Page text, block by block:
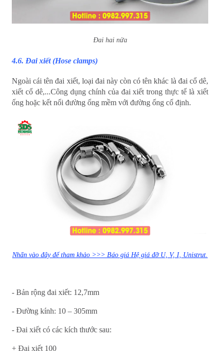
Đai hai nửa
4.6. Đai xiết (Hose clamps)
Ngoài cái tên đai xiết, loại đai này còn có tên khác là đai cổ dê,
xiết cổ dê,...Công dụng chính của đai xiết trong thực tế là xiết
ống hoặc kết nối đường ống mềm với đường ống cố định.
Nhấn vào đây để tham khảo >>> Báo giá Hệ giá đỡ U, V, I, Unistrut.
- Bản rộng đai xiết: 12,7mm
- Đường kính: 10 – 305mm
- Đai xiết có các kích thước sau:
+ Đai xiết 100